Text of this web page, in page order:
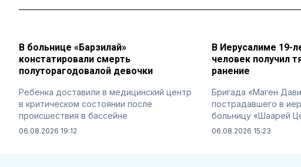
В больнице «Барзилай»
констатировали смерть
полуторагодовалой девочки
Ребенка доставили в медицинский центр
в критическом состоянии после
происшествия в бассейне
06.08.2026 19:12
В Иерусалиме 19-
человек получил
ранение
Бригада «Маген
пострадавшего в
больницу «Шаарей
06.08.2026 15:23